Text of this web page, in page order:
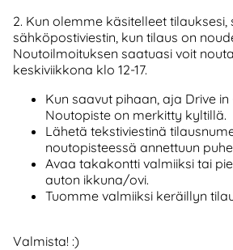
2. Kun olemme käsitelleet tilauksesi,
sähköpostiviestin, kun tilaus on
Noutoilmoituksen saatuasi voit
keskiviikkona klo 12-17.
Kun saavut pihaan, aja Drive
Noutopiste on merkitty kyltillä.
Lähetä tekstiviestinä
noutopisteessä annettuun
Avaa takakontti valmiiksi tai
auton ikkuna/ovi.
Tuomme valmiiksi keräillyn
Valmista! :)